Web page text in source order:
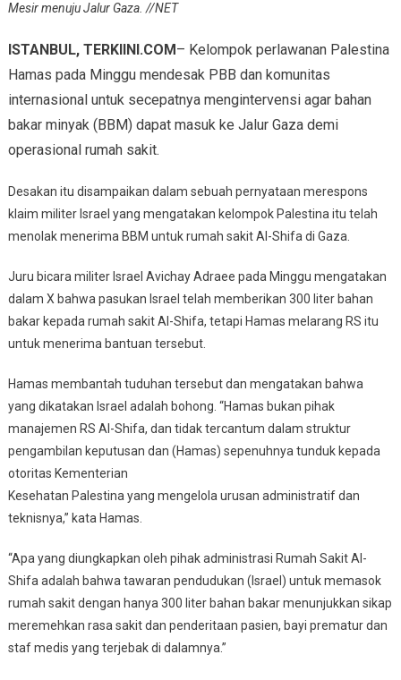
Dan
Komunitas
Internasional
Gaza
Mesir menuju Jalur Gaza. //NET
ISTANBUL, TERKIINI.COM– Kelompok perlawanan Palestina
Hamas pada Minggu mendesak PBB dan komunitas
internasional untuk secepatnya mengintervensi agar bahan
bakar minyak (BBM) dapat masuk ke Jalur Gaza demi
operasional rumah sakit.
Desakan itu disampaikan dalam sebuah pernyataan merespons
klaim militer Israel yang mengatakan kelompok Palestina itu telah
menolak menerima BBM untuk rumah sakit Al-Shifa di Gaza.
Juru bicara militer Israel Avichay Adraee pada Minggu mengatakan
dalam X bahwa pasukan Israel telah memberikan 300 liter bahan
bakar kepada rumah sakit Al-Shifa, tetapi Hamas melarang RS itu
untuk menerima bantuan tersebut.
Hamas membantah tuduhan tersebut dan mengatakan bahwa
yang dikatakan Israel adalah bohong. “Hamas bukan pihak
manajemen RS Al-Shifa, dan tidak tercantum dalam struktur
pengambilan keputusan dan (Hamas) sepenuhnya tunduk kepada
otoritas Kementerian
Kesehatan Palestina yang mengelola urusan administratif dan
teknisnya,” kata Hamas.
“Apa yang diungkapkan oleh pihak administrasi Rumah Sakit Al-
Shifa adalah bahwa tawaran pendudukan (Israel) untuk memasok
rumah sakit dengan hanya 300 liter bahan bakar menunjukkan sikap
meremehkan rasa sakit dan penderitaan pasien, bayi prematur dan
staf medis yang terjebak di dalamnya.”